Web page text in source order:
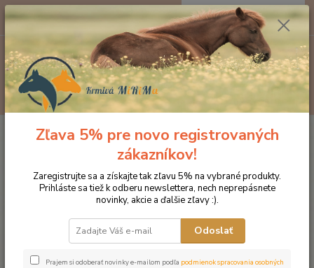
Menu
0ks
za0 €
Značka oblečenia MONTAR ZĽAVY!
Podsedlové dečky
MONTAR podesdlová dečka White Dressage Dlux
MONTAR podesdlová dečka
White Dressage Dlux
Zľava 5% pre novo registrovaných
zákazníkov!
Zaregistrujte sa a získajte tak zľavu 5% na vybrané produkty.
Prihláste sa tiež k odberu newslettera, nech neprepásnete
novinky, akcie a ďalšie zľavy :).
Odoslať
Prajem si odoberať novinky e-mailom podľa podmienok spracovania osobných